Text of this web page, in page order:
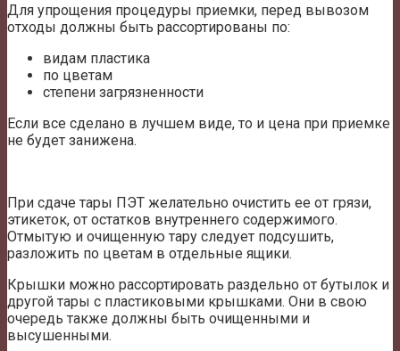
Для упрощения процедуры приемки, перед вывозом
отходы должны быть рассортированы по:
видам пластика
по цветам
степени загрязненности
Если все сделано в лучшем виде, то и цена при приемке
не будет занижена.
При сдаче тары ПЭТ желательно очистить ее от грязи,
этикеток, от остатков внутреннего содержимого.
Отмытую и очищенную тару следует подсушить,
разложить по цветам в отдельные ящики.
Крышки можно рассортировать раздельно от бутылок и
другой тары с пластиковыми крышками. Они в свою
очередь также должны быть очищенными и
высушенными.